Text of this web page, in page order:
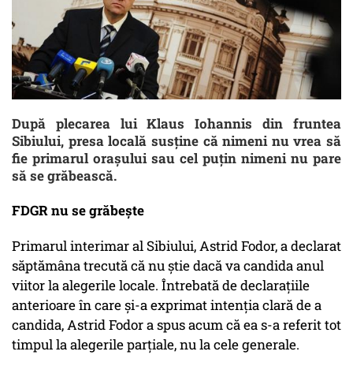
După plecarea lui Klaus Iohannis din fruntea
Sibiului, presa locală susține că nimeni nu vrea să
fie primarul orașului sau cel puțin nimeni nu pare
să se grăbească.
FDGR nu se grăbește
Primarul interimar al Sibiului, Astrid Fodor, a declarat
săptămâna trecută că nu știe dacă va candida anul
viitor la alegerile locale. Întrebată de declarațiile
anterioare în care și-a exprimat intenția clară de a
candida, Astrid Fodor a spus acum că ea s-a referit tot
timpul la alegerile parțiale, nu la cele generale.